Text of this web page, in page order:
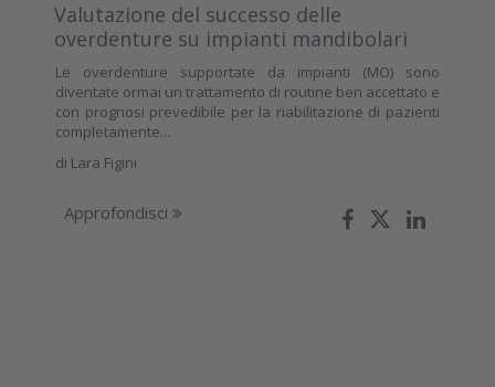
Valutazione del successo delle
overdenture su impianti mandibolari
Le overdenture supportate da impianti (MO) sono
diventate ormai un trattamento di routine ben accettato e
con prognosi prevedibile per la riabilitazione di pazienti
completamente...
di Lara Figini
Approfondisci